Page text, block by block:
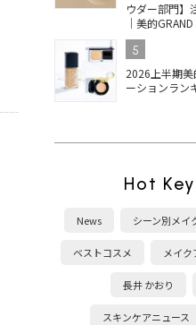
ウダー部門】
｜美的GRAND
5
2026上半期
ーションラン
Hot
News シーン別メイ
ベストコスメ メイク
長井 かおり
スキンケアニュース